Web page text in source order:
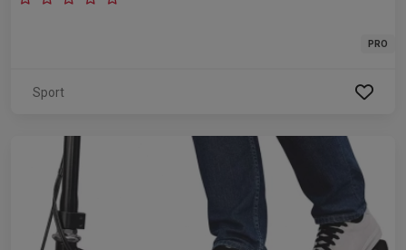
PRO
Sport